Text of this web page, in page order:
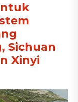
Sichuan
Xinyi